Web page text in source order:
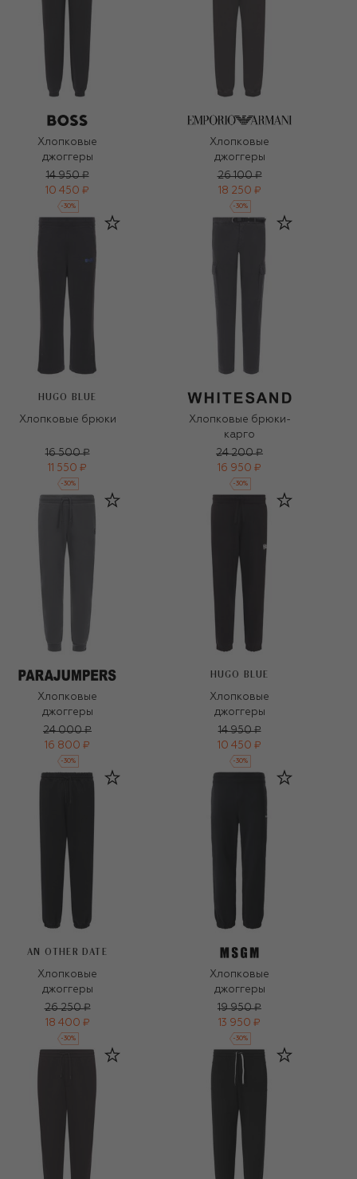
Хлопковые
джоггеры
14 950 ₽
10 450 ₽
-30%
Хлопковые
джоггеры
26 100 ₽
18 250 ₽
-30%
HUGO BLUE
Хлопковые брюки
16 500 ₽
11 550 ₽
-30%
Хлопковые брюки-
карго
24 200 ₽
16 950 ₽
-30%
Хлопковые
джоггеры
24 000 ₽
16 800 ₽
-30%
HUGO BLUE
Хлопковые
джоггеры
14 950 ₽
10 450 ₽
-30%
AN OTHER DATE
Хлопковые
джоггеры
26 250 ₽
18 400 ₽
-30%
Хлопковые
джоггеры
19 950 ₽
13 950 ₽
-30%